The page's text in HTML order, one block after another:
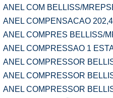
ANEL COM BELLISS/
ANEL COMPENSACAO
ANEL COMPRES BELLISS/
ANEL COMPRESSAO 1
ANEL COMPRESSOR
ANEL COMPRESSOR
ANEL COMPRESSOR